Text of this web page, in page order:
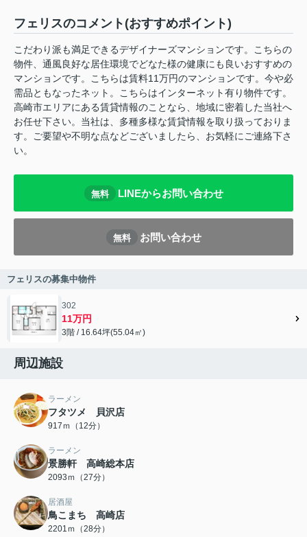
フェリスのコメント(おすすめポイント)
こだわり派も満足できるデザイナーズマンションです。こちらの
物件、通風良好な居住環境でどなた様の健康にも良いおすすめの
マンションです。こちらは賃料11万円のマンションです。今や必
需品ともなったネット。こちらはインターネット有り物件です。
高崎市エリアにある賃貸情報のことなら、地域に密着した当社へ
お任せ下さい。当社は、多種多様な賃貸情報を取り扱っておりま
す。ご要望や不明な点などございましたら、お気軽にご連絡下さ
い。
無料 LINEからお問い合わせ
無料 お問い合わせ
フェリスの募集中物件
302
11万円
3階 / 16.64坪(55.04㎡)
周辺施設
ラーメン
フタツメ 貝沢店
917ｍ（12分）
ラーメン
景勝軒 高崎総本店
2093ｍ（27分）
居酒屋
鳥こまち 高崎店
2201ｍ（28分）